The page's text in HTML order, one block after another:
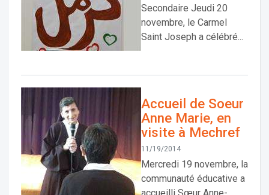
Secondaire Jeudi 20
novembre, le Carmel
Saint Joseph a célébré...
Accueil de Soeur
Anne Marie, en
visite à Mechref
11/19/2014
Mercredi 19 novembre, la
communauté éducative a